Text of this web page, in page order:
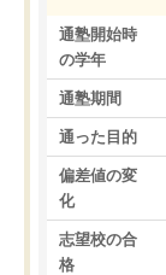
通塾開始時
の学年
通塾期間
通った目的
偏差値の変
化
志望校の合
格